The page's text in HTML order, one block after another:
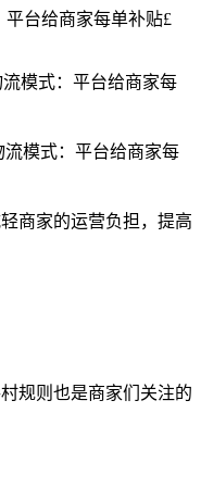
平台给商家每单补贴£
流模式：平台给商家每
流模式：平台给商家每
商家的运营负担，提高
规则也是商家们关注的